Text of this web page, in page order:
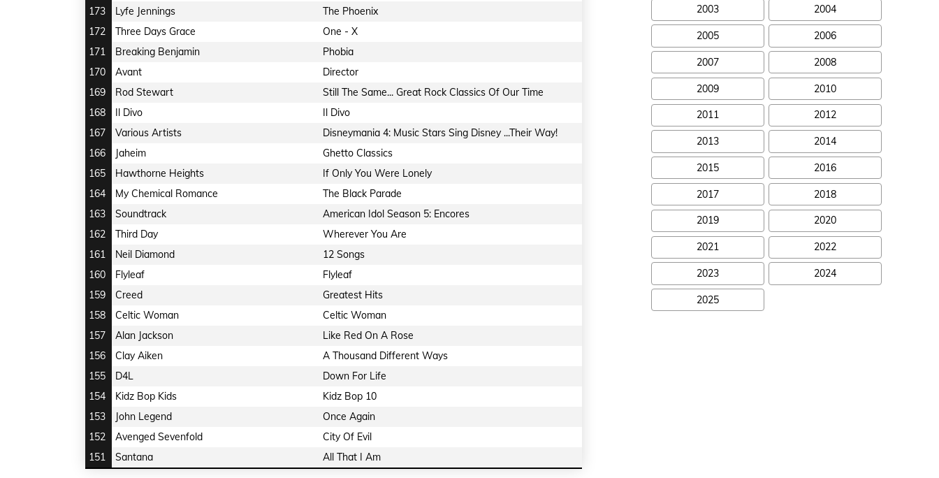
173
Lyfe Jennings
The Phoenix
172
Three Days Grace
One - X
171
Breaking Benjamin
Phobia
170
Avant
Director
169
Rod Stewart
Still The Same... Great Rock Classics Of Our Time
168
Il Divo
Il Divo
167
Various Artists
Disneymania 4: Music Stars Sing Disney ...Their Way!
166
Jaheim
Ghetto Classics
165
Hawthorne Heights
If Only You Were Lonely
164
My Chemical Romance
The Black Parade
163
Soundtrack
American Idol Season 5: Encores
162
Third Day
Wherever You Are
161
Neil Diamond
12 Songs
160
Flyleaf
Flyleaf
159
Creed
Greatest Hits
158
Celtic Woman
Celtic Woman
157
Alan Jackson
Like Red On A Rose
156
Clay Aiken
A Thousand Different Ways
155
D4L
Down For Life
154
Kidz Bop Kids
Kidz Bop 10
153
John Legend
Once Again
152
Avenged Sevenfold
City Of Evil
151
Santana All That I Am
2003 2004
2005 2006
2007 2008
2009 2010
2011 2012
2013 2014
2015 2016
2017 2018
2019 2020
2021 2022
2023 2024
2025